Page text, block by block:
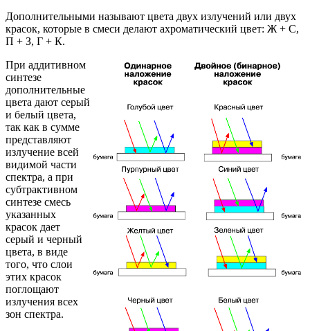
Дополнительными называют цвета двух излучений или двух
красок, которые в смеси делают ахроматический цвет: Ж + С,
П + З, Г + К.
При аддитивном
синтезе
дополнительные
цвета дают серый
и белый цвета,
так как в сумме
представляют
излучение всей
видимой части
спектра, а при
субтрактивном
синтезе смесь
указанных
красок дает
серый и черный
цвета, в виде
того, что слои
этих красок
поглощают
излучения всех
зон спектра.